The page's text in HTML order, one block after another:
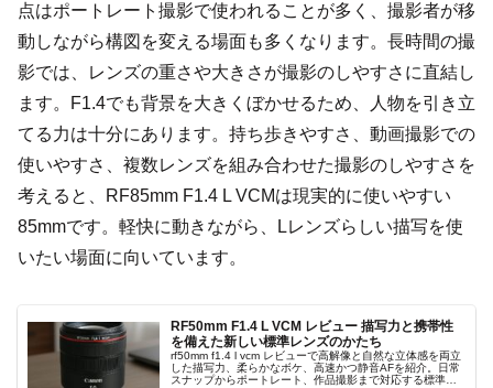
点はポートレート撮影で使われることが多く、撮影者が移
動しながら構図を変える場面も多くなります。長時間の撮
影では、レンズの重さや大きさが撮影のしやすさに直結し
ます。F1.4でも背景を大きくぼかせるため、人物を引き立
てる力は十分にあります。持ち歩きやすさ、動画撮影での
使いやすさ、複数レンズを組み合わせた撮影のしやすさを
考えると、RF85mm F1.4 L VCMは現実的に使いやすい
85mmです。軽快に動きながら、Lレンズらしい描写を使
いたい場面に向いています。
RF50mm F1.4 L VCM レビュー 描写力と携帯性
を備えた新しい標準レンズのかたち
rf50mm f1.4 l vcm レビューで高解像と自然な立体感を両立
した描写力、柔らかなボケ、高速かつ静音AFを紹介。日常
スナップからポートレート、作品撮影まで対応する標準単